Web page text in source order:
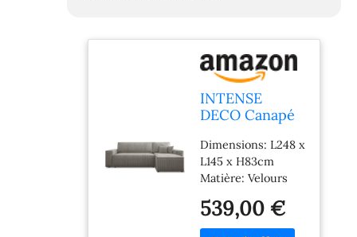
INTENSE
DECO Canapé
Convertible
réversible
Lorenzo en
Velours côtelé
Taupe
Dimensions: L248 x
L145 x H83cm
Matière: Velours
Polyester) Livraison
en France
539,00 €